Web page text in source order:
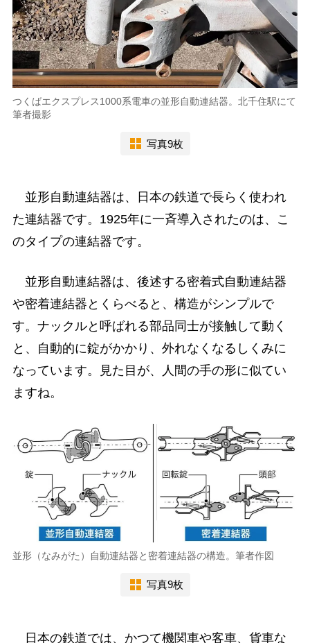
つくばエクスプレス1000系電車の並形自動連結器。北千住駅にて
筆者撮影
写真9枚
並形自動連結器は、日本の鉄道で長らく使われ
た連結器です。1925年に一斉導入されたのは、こ
のタイプの連結器です。
並形自動連結器は、後述する密着式自動連結器
や密着連結器とくらべると、構造がシンプルで
す。ナックルと呼ばれる部品同士が接触して動く
と、自動的に錠がかかり、外れなくなるしくみに
なっています。見た目が、人間の手の形に似てい
ますね。
並形（なみがた）自動連結器と密着連結器の構造。筆者作図
写真9枚
日本の鉄道では、かつて機関車や客車、貨車な